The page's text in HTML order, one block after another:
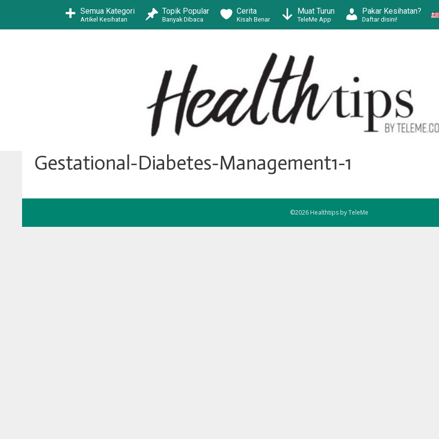
Semua Kategori
Artikel Kesihatan
Topik Popular
Banyak Dibaca
Cerita
Kisah Benar
Muat Turun
TeleMe App
Pakar Kesihatan?
Daftar disini!
Gestational-Diabetes-Management1-1
©2026 Healthtips by TeleMe